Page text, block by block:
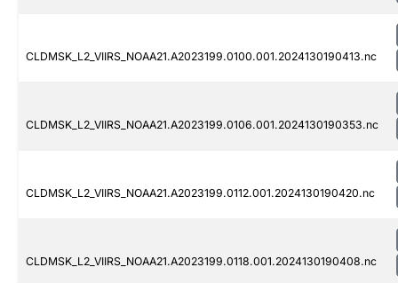
CLDMSK_L2_VIIRS_NOAA21.A2023199.0100.001.2024130190413.nc
CLDMSK_L2_VIIRS_NOAA21.A2023199.0106.001.2024130190353.nc
CLDMSK_L2_VIIRS_NOAA21.A2023199.0112.001.2024130190420.nc
CLDMSK_L2_VIIRS_NOAA21.A2023199.0118.001.2024130190408.nc